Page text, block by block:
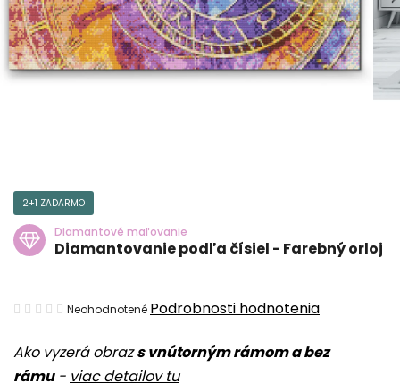
Ako vyzerá obrazs vnútorným rámom a bez
rámu- viac detailov tu
2+1 ZADARMO
Diamantové maľovanie
Diamantovanie podľa čísiel - Farebný orloj
Priemerné
produktu
je
Neohodnotené Podrobnosti hodnotenia